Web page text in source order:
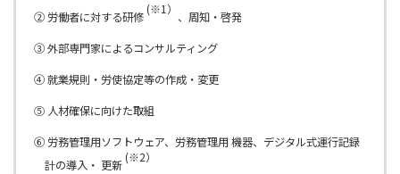
② 労働者に対する研修 (※1） 、周知・啓発
③ 外部専門家によるコンサルティング
④ 就業規則・労使協定等の作成・変更
⑤ 人材確保に向けた取組
⑥ 労務管理用ソフトウェア、労務管理用 機器、デジタル式運行記録
計の導入・ 更新 (※2）